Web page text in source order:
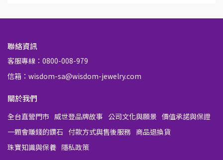
聯絡資訊
客服專線：0800-008-979
信箱：wisdom-sa@wisdom-jewelry.com
關於我們
全台直營門市 威世登品牌故事 公司文化與願景 價值承諾與保證
一顆會賺錢的鑽石 付款方式與售後服務 商品退換貨
珠寶知識與保養 隱私政策